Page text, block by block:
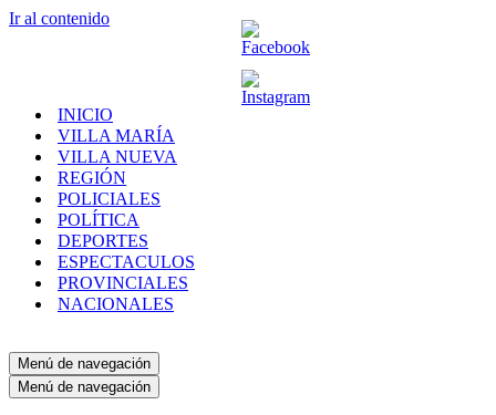
Ir al contenido
INICIO
VILLA MARÍA
VILLA NUEVA
REGIÓN
POLICIALES
POLÍTICA
DEPORTES
ESPECTACULOS
PROVINCIALES
NACIONALES
Menú de navegación
Menú de navegación